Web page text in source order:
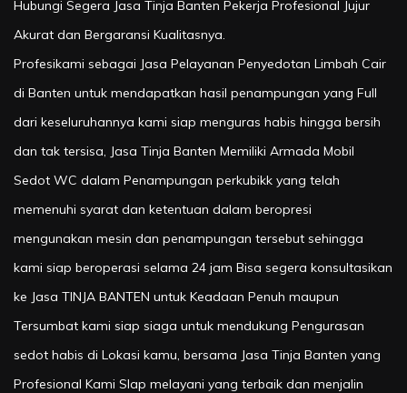
Hubungi Segera Jasa Tinja Banten Pekerja Profesional Jujur
Akurat dan Bergaransi Kualitasnya.
Profesikami sebagai Jasa Pelayanan Penyedotan Limbah Cair
di Banten untuk mendapatkan hasil penampungan yang Full
dari keseluruhannya kami siap menguras habis hingga bersih
dan tak tersisa, Jasa Tinja Banten Memiliki Armada Mobil
Sedot WC dalam Penampungan perkubikk yang telah
memenuhi syarat dan ketentuan dalam beropresi
mengunakan mesin dan penampungan tersebut sehingga
kami siap beroperasi selama 24 jam Bisa segera konsultasikan
ke Jasa TINJA BANTEN untuk Keadaan Penuh maupun
Tersumbat kami siap siaga untuk mendukung Pengurasan
sedot habis di Lokasi kamu, bersama Jasa Tinja Banten yang
Profesional Kami SIap melayani yang terbaik dan menjalin